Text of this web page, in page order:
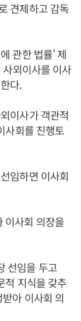
견제하고 감독
관한 법률’ 제
외이사를 이사
다.
이사가 객관적
사회를 진행토
임하면 이사회
이사회 의장을
선임을 두고
적 지식을 갖추
아 이사회 의